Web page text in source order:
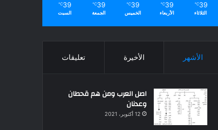
39
℃
الثلاثاء
39
℃
الأربعاء
39
℃
الخميس
39
℃
الجمعة
39
℃
السبت
الأشهر الأخيرة تعليقات
اصل العرب ومن هم قحطان
وعدنان
12 أكتوبر، 2021